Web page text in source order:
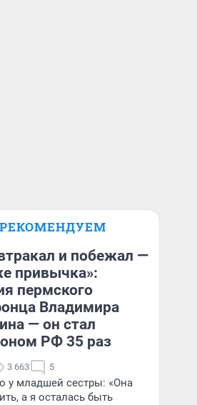
РЕКОМЕНДУЕМ
и побежал —
привычка»:
пермского
Владимира
— он стал
РФ 35 раз
3 663 5
у младшей сестры: «Она
а я осталась быть